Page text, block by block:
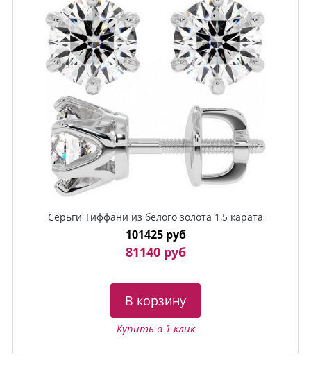
Серьги Тиффани из белого золота 1,5 карата
101425 руб
81140 руб
В корзину
Купить в 1 клик